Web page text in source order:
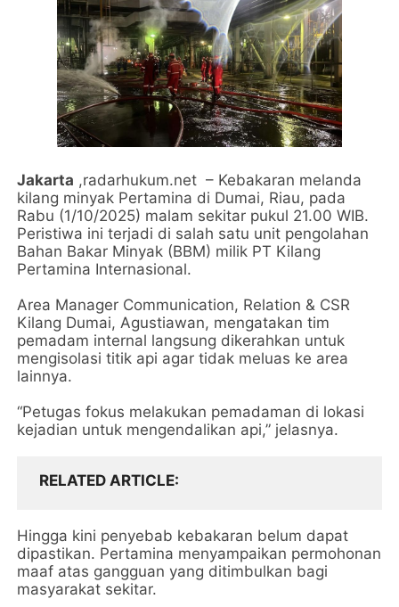
Jakarta ,radarhukum.net – Kebakaran melanda
kilang minyak Pertamina di Dumai, Riau, pada
Rabu (1/10/2025) malam sekitar pukul 21.00 WIB.
Peristiwa ini terjadi di salah satu unit pengolahan
Bahan Bakar Minyak (BBM) milik PT Kilang
Pertamina Internasional.
Area Manager Communication, Relation & CSR
Kilang Dumai, Agustiawan, mengatakan tim
pemadam internal langsung dikerahkan untuk
mengisolasi titik api agar tidak meluas ke area
lainnya.
“Petugas fokus melakukan pemadaman di lokasi
kejadian untuk mengendalikan api,” jelasnya.
RELATED ARTICLE
Hingga kini penyebab kebakaran belum dapat
dipastikan. Pertamina menyampaikan permohonan
maaf atas gangguan yang ditimbulkan bagi
masyarakat sekitar.